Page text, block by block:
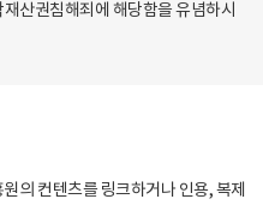
산권침해죄에 해당함을 유념하시
의 컨텐츠를 링크하거나 인용, 복제